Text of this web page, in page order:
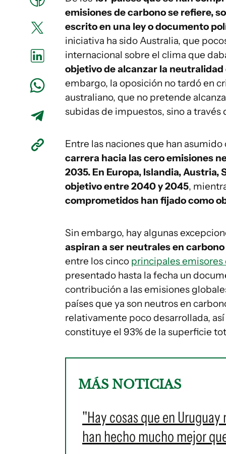
emisiones de carbono se refiere,
escrito en una ley o documento
iniciativa ha sido Australia, que
internacional sobre el clima que
objetivo de alcanzar la
embargo, la oposición no tardó en
australiano, que no pretende
subidas de impuestos, sino a través
Entre las naciones que han
carrera hacia las cero emisiones
2035. En Europa, Islandia,
objetivo entre 2040 y 2045,
comprometidos han fijado como
Sin embargo, hay algunas
aspiran a ser neutrales en
entre los cinco principales emisores
presentado hasta la fecha un
contribución a las emisiones
países que ya son neutros en
relativamente poco desarrollada,
constituye el 93% de la superficie
MÁS NOTICIAS
"Hay cosas que en
han hecho mucho mejor